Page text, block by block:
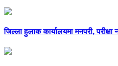
जिल्ला हुलाक कार्यालयमा मनपरी, परीक्षा